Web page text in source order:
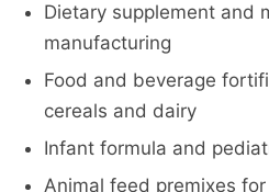
Dietary supplement and
manufacturing
Food and beverage
cereals and dairy
Infant formula and
Animal feed premixes